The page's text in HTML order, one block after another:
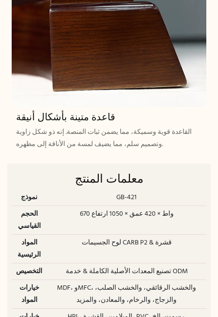
قاعدة متينة بأشكال أنيقة
القاعدة قوية وسميكة، مما يضمن ثبات المنصة. إنه ذو شكل زاوية
وتصميم سلم، مما يضيف لمسة من الأناقة إلى مظهره.
معلمات المنتج
نموذج
GB-421
الحجم
القياسي
670 واط × 420 عمق × 1050 ارتفاع
المواد
الرئيسية
لوح الجسيمات CARB P2 & قشرة
التخصيص
تصنيع المعدات الأصلية الكاملة & خدمة ODM
خيارات
المواد
MDF، وMFC، والخشب الرقائقي، والخشب الصلب،
والزجاج، والرخام، والمعادن، والمزيد